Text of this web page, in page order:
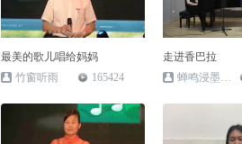
最美的歌儿唱给妈妈
竹窗听雨
165424
走进香巴拉
蝉鸣浸墨香_23